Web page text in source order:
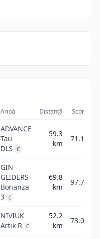
Aripă Distanță Scor
ADVANCE
Tau
DLS
C
59.3
km
71.1
GIN
GLIDERS
Bonanza
3 C
69.8
km
97.7
NIVIUK
Artik R C
52.2
km
73.0